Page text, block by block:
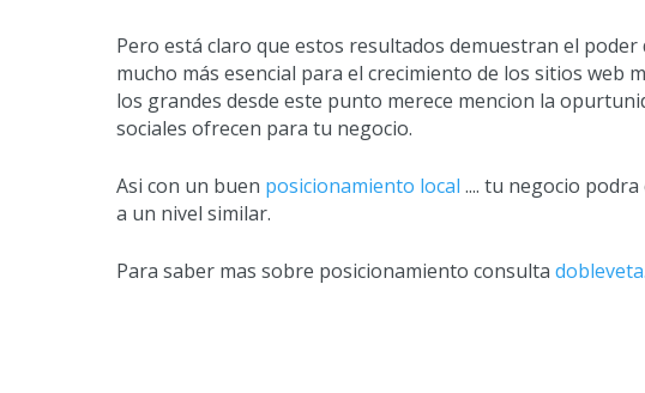
Pero está claro que estos resultados demuestran el poder
mucho más esencial para el crecimiento de los sitios web
los grandes desde este punto merece mencion la
sociales ofrecen para tu negocio.
Asi con un buen posicionamiento local .... tu negocio
a un nivel similar.
Para saber mas sobre posicionamiento consulta dobleveta.